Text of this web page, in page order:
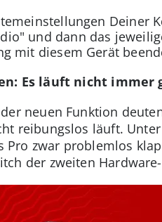
Deiner
und dann das
mit diesem Gerät
Es läuft nicht immer
neuen Funktion
reibungslos läuft.
Pro zwar problemlos
der zweiten